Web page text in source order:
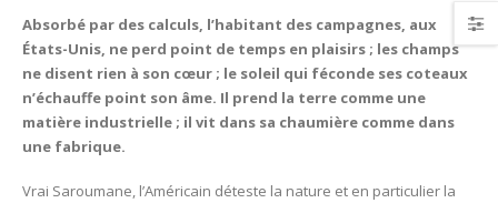
Absorbé par des calculs, l’habitant des campagnes, aux
États-Unis, ne perd point de temps en plaisirs ; les champs
ne disent rien à son cœur ; le soleil qui féconde ses coteaux
n’échauffe point son âme. Il prend la terre comme une
matière industrielle ; il vit dans sa chaumière comme dans
une fabrique.
Vrai Saroumane, l’Américain déteste la nature et en particulier la